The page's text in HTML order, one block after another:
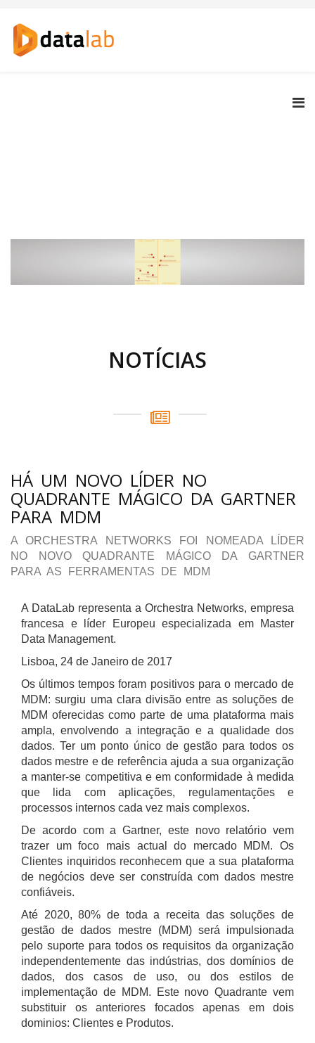
NOTÍCIAS
HÁ UM NOVO LÍDER NO
QUADRANTE MÁGICO DA GARTNER
PARA MDM
A ORCHESTRA NETWORKS FOI NOMEADA LÍDER
NO NOVO QUADRANTE MÁGICO DA GARTNER
PARA AS FERRAMENTAS DE MDM
A DataLab representa a Orchestra Networks, empresa
francesa e líder Europeu especializada em Master
Data Management.
Lisboa, 24 de Janeiro de 2017
Os últimos tempos foram positivos para o mercado de
MDM: surgiu uma clara divisão entre as soluções de
MDM oferecidas como parte de uma plataforma mais
ampla, envolvendo a integração e a qualidade dos
dados. Ter um ponto único de gestão para todos os
dados mestre e de referência ajuda a sua organização
a manter-se competitiva e em conformidade à medida
que lida com aplicações, regulamentações e
processos internos cada vez mais complexos.
De acordo com a Gartner, este novo relatório vem
trazer um foco mais actual do mercado MDM. Os
Clientes inquiridos reconhecem que a sua plataforma
de negócios deve ser construída com dados mestre
confiáveis.
Até 2020, 80% de toda a receita das soluções de
gestão de dados mestre (MDM) será impulsionada
pelo suporte para todos os requisitos da organização
independentemente das indústrias, dos domínios de
dados, dos casos de uso, ou dos estilos de
implementação de MDM. Este novo Quadrante vem
substituir os anteriores focados apenas em dois
dominios: Clientes e Produtos.